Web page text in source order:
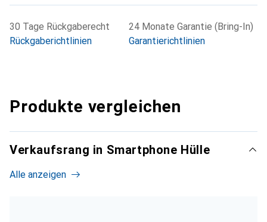
30 Tage Rückgaberecht
Rückgaberichtlinien
24 Monate Garantie (Bring-In)
Garantierichtlinien
Produkte vergleichen
Verkaufsrang in Smartphone Hülle
Alle anzeigen